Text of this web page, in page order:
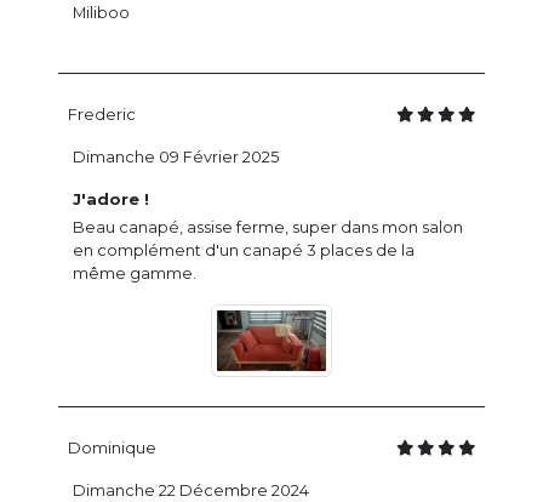
Miliboo
Frederic
J'adore !
Beau canapé, assise ferme, super dans mon salon
en complément d'un canapé 3 places de la
même gamme.
Dimanche 09 Février 2025
Dominique
Dimanche 22 Décembre 2024